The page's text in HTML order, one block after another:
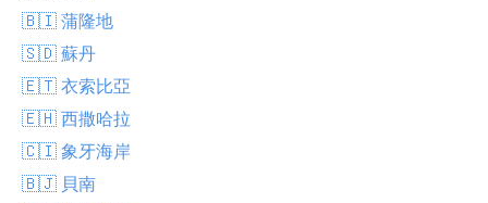
🇧🇮 蒲隆地
🇸🇩 蘇丹
🇪🇹 衣索比亞
🇪🇭 西撒哈拉
🇨🇮 象牙海岸
🇧🇯 貝南